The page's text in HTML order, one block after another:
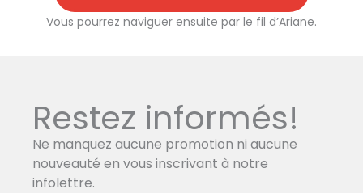
Vous pourrez naviguer ensuite par le fil d’Ariane.
Restez informés!
Ne manquez aucune promotion ni aucune
nouveauté en vous inscrivant à notre
infolettre.